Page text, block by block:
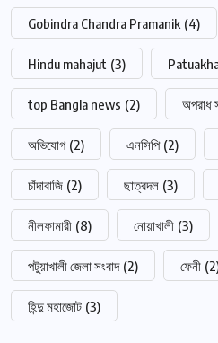
Gobindra Chandra Pramanik (4)
Hindu mahajut (3)
top Bangla news (2) অপরাধ
অভিযোগ (2) এনসিপি (2)
চাঁদাবাজি (2) ছাত্রদল (3)
নীলফামারী (8) নোয়াখালী (3)
পটুয়াখালী জেলা সংবাদ (2) ফেনী
হিন্দু মহাজোট (3)